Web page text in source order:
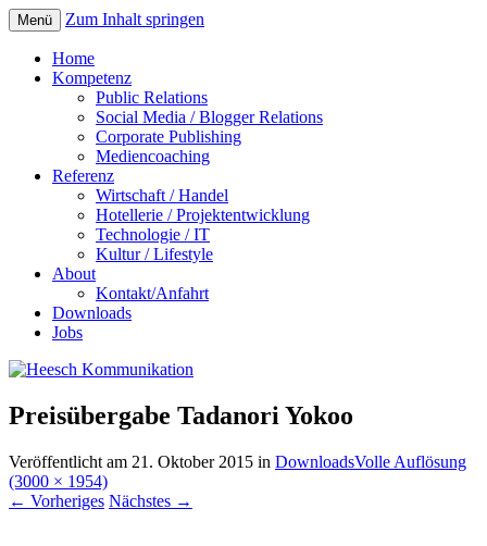
Menü Zum Inhalt springen
Home
Kompetenz
Public Relations
Social Media / Blogger Relations
Corporate Publishing
Mediencoaching
Referenz
Wirtschaft / Handel
Hotellerie / Projektentwicklung
Technologie / IT
Kultur / Lifestyle
About
Kontakt/Anfahrt
Downloads
Jobs
Preisübergabe Tadanori Yokoo
Veröffentlicht am 21. Oktober 2015 in DownloadsVolle Auflösung
(3000 × 1954)
← Vorheriges Nächstes →